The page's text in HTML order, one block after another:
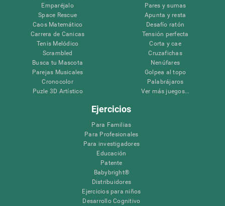
Emparéjalo
Space Rescue
Caos Matemático
Carrera de Canicas
Tenis Melódico
Scrambled
Busca tu Mascota
Parejas Musicales
Cronocolor
Puzle 3D Artístico
Pares y sumas
Apunta y resta
Desafío ratón
Tensión perfecta
Corta y cae
Cruzafichas
Nenúfares
Golpea al topo
Palabrájaros
Ver más juegos...
Ejercicios
Para Familias
Para Profesionales
Para investigadores
Educación
Patente
Babybright®
Distribuidores
Ejercicios para niños
Desarrollo Cognitivo